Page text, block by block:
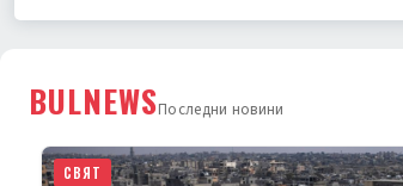
BULNEWSПоследни новини
СВЯТ